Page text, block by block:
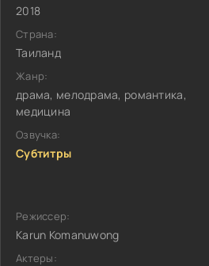
2018
Страна:
Таиланд
Жанр:
драма, мелодрама, романтика,
медицина
Озвучка:
Субтитры
Режиссер:
Karun Komanuwong
Актеры: